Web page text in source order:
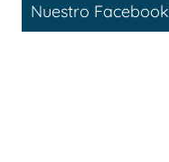
Nuestro Facebook